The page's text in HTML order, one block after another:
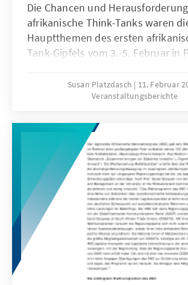
Die Chancen und
afrikanische Think-Tanks waren
Hauptthemen des ersten
Tank-Gipfels vom 3.-5. Februar in
Afrika zählten unter anderem das
Leadership Center (Kenia), das
Heritage Institution (Nigeria) und
Economic Policy Research Center
Die Konrad-Adenauer-Stiftung
Veranstaltung über das KAS-
Johannesburg.
Susan Platzdasch
11. Februar
Veranstaltungsberichte